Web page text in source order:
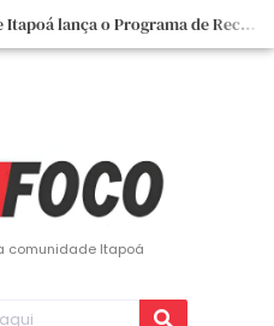
📣📣 A Prefeitura de Itapoá lança o Programa de Recuperação Fiscal (REFIS).
📢 Empreendedor do turismo, esta oportunidade é para você! Itapoá – SC.
comunidade Itapoá